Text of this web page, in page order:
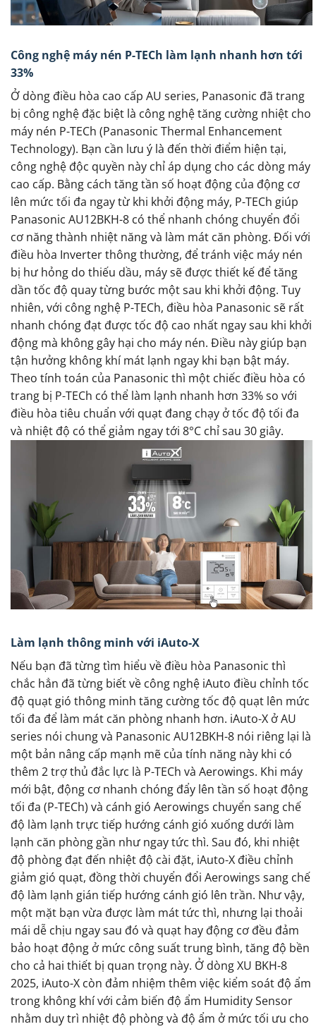
Công nghệ máy nén P-TECh làm lạnh nhanh hơn tới
33%
Ở dòng điều hòa cao cấp AU series, Panasonic đã trang
bị công nghệ đặc biệt là công nghệ tăng cường nhiệt cho
máy nén P-TECh (Panasonic Thermal Enhancement
Technology). Bạn cần lưu ý là đến thời điểm hiện tại,
công nghệ độc quyền này chỉ áp dụng cho các dòng máy
cao cấp. Bằng cách tăng tần số hoạt động của động cơ
lên mức tối đa ngay từ khi khởi động máy, P-TECh giúp
Panasonic AU12BKH-8 có thể nhanh chóng chuyển đổi
cơ năng thành nhiệt năng và làm mát căn phòng. Đối với
điều hòa Inverter thông thường, để tránh việc máy nén
bị hư hỏng do thiếu dầu, máy sẽ được thiết kế để tăng
dần tốc độ quay từng bước một sau khi khởi động. Tuy
nhiên, với công nghệ P-TECh, điều hòa Panasonic sẽ rất
nhanh chóng đạt được tốc độ cao nhất ngay sau khi khởi
động mà không gây hại cho máy nén. Điều này giúp bạn
tận hưởng không khí mát lạnh ngay khi bạn bật máy.
Theo tính toán của Panasonic thì một chiếc điều hòa có
trang bị P-TECh có thể làm lạnh nhanh hơn 33% so với
điều hòa tiêu chuẩn với quạt đang chạy ở tốc độ tối đa
và nhiệt độ có thể giảm ngay tới 8°C chỉ sau 30 giây.
Làm lạnh thông minh với iAuto-X
Nếu bạn đã từng tìm hiểu về điều hòa Panasonic thì
chắc hẳn đã từng biết về công nghệ iAuto điều chỉnh tốc
độ quạt gió thông minh tăng cường tốc độ quạt lên mức
tối đa để làm mát căn phòng nhanh hơn. iAuto-X ở AU
series nói chung và Panasonic AU12BKH-8 nói riêng lại là
một bản nâng cấp mạnh mẽ của tính năng này khi có
thêm 2 trợ thủ đắc lực là P-TECh và Aerowings. Khi máy
mới bật, động cơ nhanh chóng đẩy lên tần số hoạt động
tối đa (P-TECh) và cánh gió Aerowings chuyển sang chế
độ làm lạnh trực tiếp hướng cánh gió xuống dưới làm
lạnh căn phòng gần như ngay tức thì. Sau đó, khi nhiệt
độ phòng đạt đến nhiệt độ cài đặt, iAuto-X điều chỉnh
giảm gió quạt, đồng thời chuyển đổi Aerowings sang chế
độ làm lạnh gián tiếp hướng cánh gió lên trần. Như vậy,
một mặt bạn vừa được làm mát tức thì, nhưng lại thoải
mái dễ chịu ngay sau đó và quạt hay động cơ đều đảm
bảo hoạt động ở mức công suất trung bình, tăng độ bền
cho cả hai thiết bị quan trọng này. Ở dòng XU BKH-8
2025, iAuto-X còn đảm nhiệm thêm việc kiểm soát độ ẩm
trong không khí với cảm biến độ ẩm Humidity Sensor
nhằm duy trì nhiệt độ phòng và độ ẩm ở mức tối ưu cho